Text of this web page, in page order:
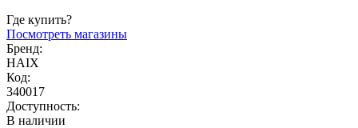
Где купить?
Посмотреть магазины
Бренд:
HAIX
Код:
340017
Доступность:
В наличии